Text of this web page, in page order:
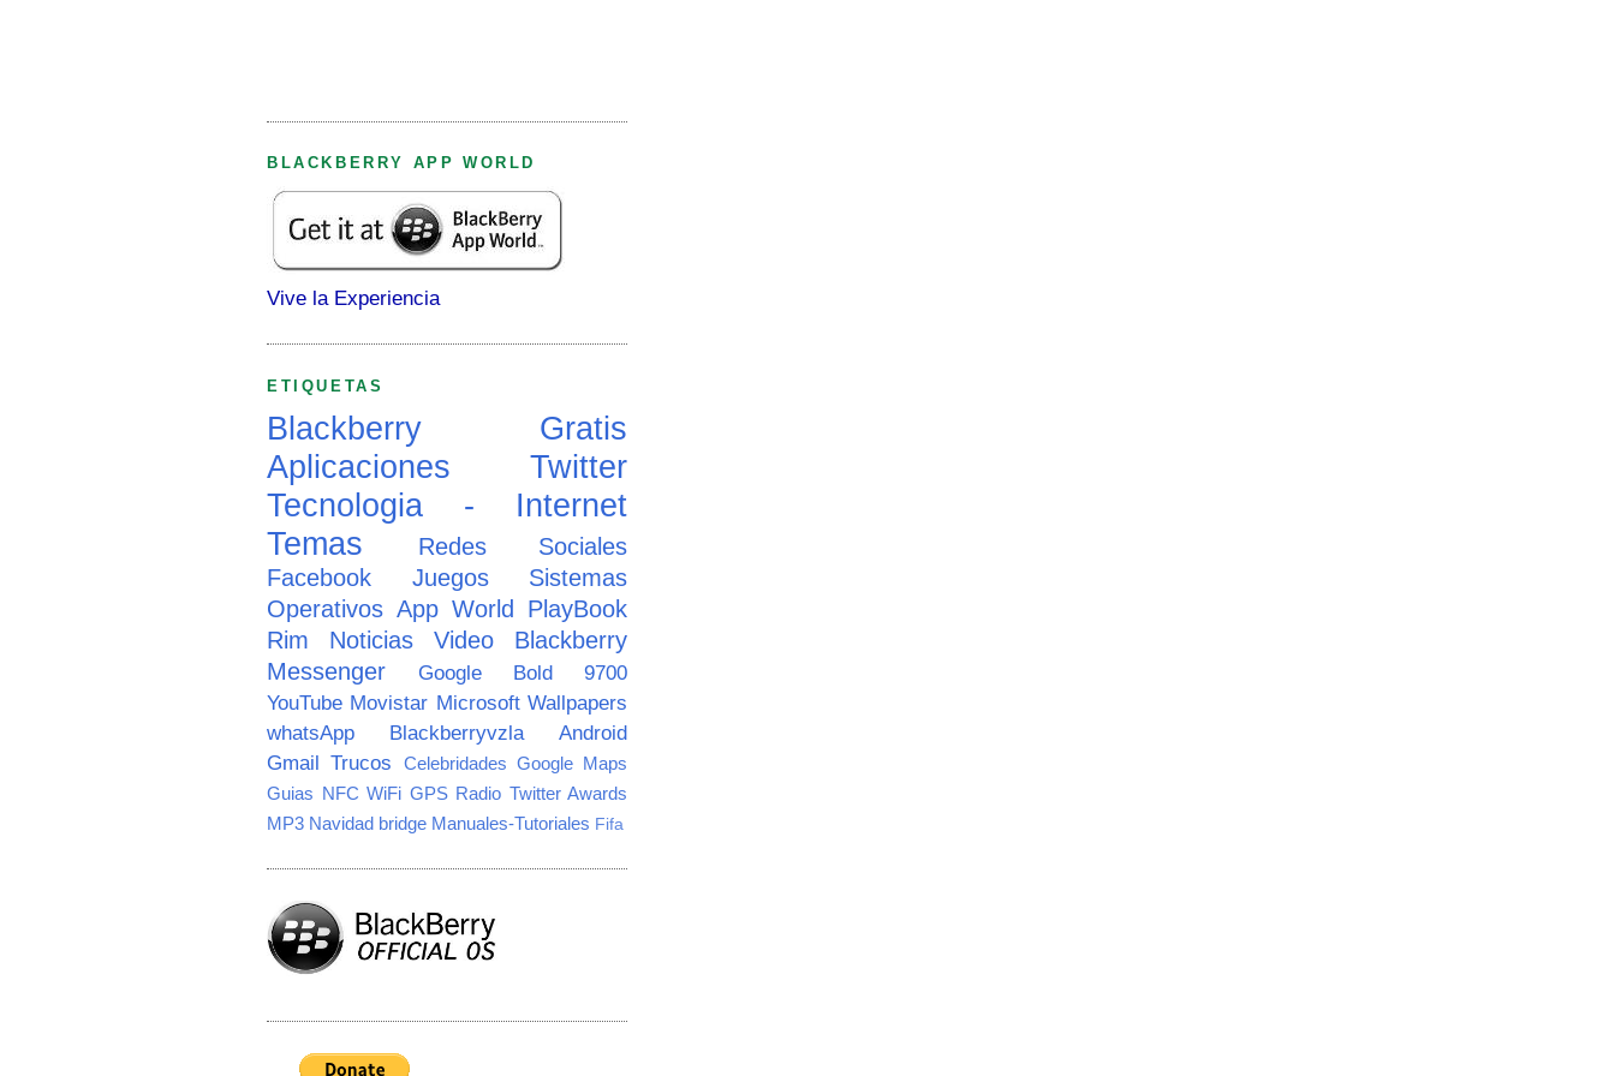
BLACKBERRY APP WORLD
Vive la Experiencia
ETIQUETAS
Blackberry
Gratis
Aplicaciones
Twitter
Tecnologia - Internet
Temas
Redes Sociales
Facebook
Juegos
Sistemas
Operativos App World PlayBook
Rim
Noticias Video
Blackberry
Messenger
Google
Bold 9700
YouTube Movistar Microsoft Wallpapers
whatsApp
Blackberryvzla
Android
Gmail Trucos Celebridades Google Maps
Guias NFC WiFi GPS Radio Twitter Awards
MP3 Navidad bridge Manuales-Tutoriales Fifa